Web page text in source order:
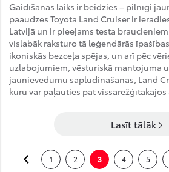
Gaidīšanas laiks ir beidzies – pilnīgi
paaudzes Toyota Land Cruiser ir
Latvijā un ir pieejams testa
vislabāk raksturo tā leģendārās
ikoniskās bezceļa spējas, un arī pēc
uzlabojumiem, vēsturiskā mantojuma
jaunievedumu saplūdināšanas, Land
kuru var paļauties pat
Lasīt tālāk
ATPAKAĻ
1 2 3 4 5